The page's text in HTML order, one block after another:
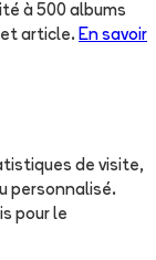
à 500 albums
article. En savoir
de visite,
personnalisé.
pour le